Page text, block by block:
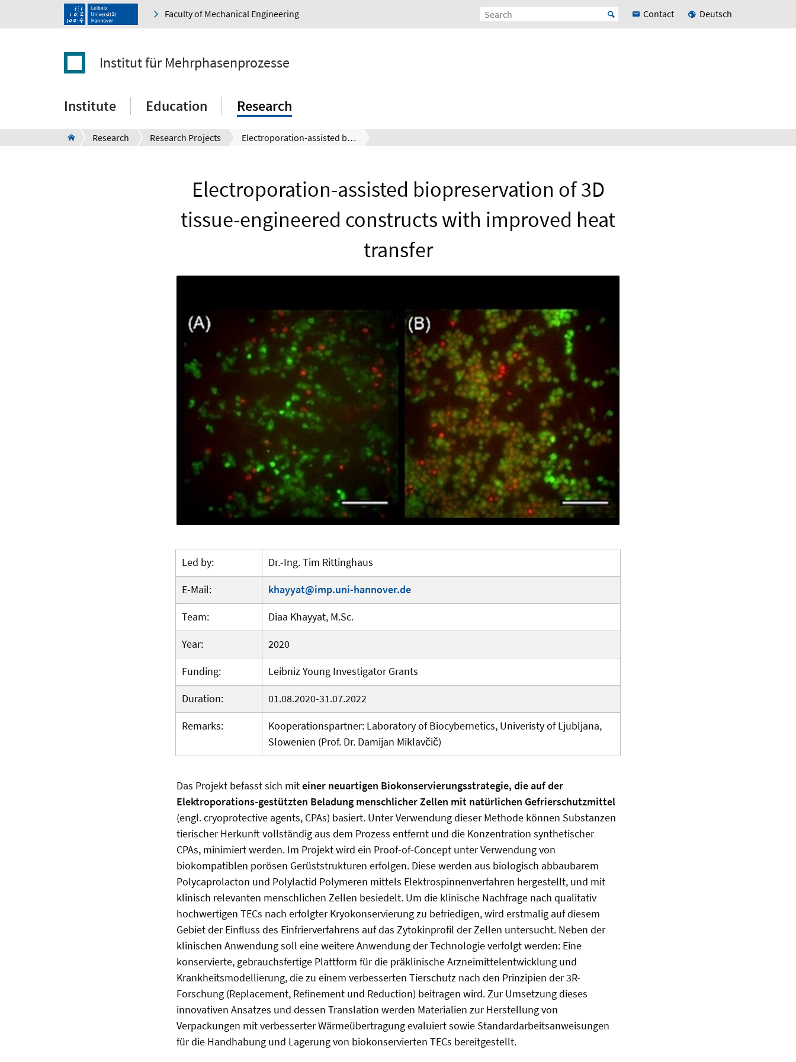
Faculty of Mechanical Engineering Contact Deutsch
Institut für Mehrphasenprozesse
Institute Education Research
Research Research Projects Electroporation-assisted biopreservation of 3D tissue-engineered constructs with improved heat transfer
Electroporation-assisted biopreservation of 3D
tissue-engineered constructs with improved heat
transfer
Led by:
Dr.-Ing. Tim Rittinghaus
E-Mail:
khayyat@imp.uni-hannover.de
Team:
Diaa Khayyat, M.Sc.
Year:
2020
Funding:
Leibniz Young Investigator Grants
Duration:
01.08.2020-31.07.2022
Remarks:
Kooperationspartner: Laboratory of Biocybernetics, Univeristy of Ljubljana,
Slowenien (Prof. Dr. Damijan Miklavčič)
Das Projekt befasst sich miteiner neuartigen Biokonservierungsstrategie, die auf der
Elektroporations-gestützten Beladung menschlicher Zellen mit natürlichen Gefrierschutzmittel
(engl. cryoprotective agents, CPAs) basiert. Unter Verwendung dieser Methode können Substanzen
tierischer Herkunft vollständig aus dem Prozess entfernt und die Konzentration synthetischer
CPAs, minimiert werden. Im Projekt wird ein Proof-of-Concept unter Verwendung von
biokompatiblen porösen Gerüststrukturen erfolgen. Diese werden aus biologisch abbaubarem
Polycaprolacton und Polylactid Polymeren mittels Elektrospinnenverfahren hergestellt, und mit
klinisch relevanten menschlichen Zellen besiedelt. Um die klinische Nachfrage nach qualitativ
hochwertigen TECs nach erfolgter Kryokonservierung zu befriedigen, wird erstmalig auf diesem
Gebiet der Einfluss des Einfrierverfahrens auf das Zytokinprofil der Zellen untersucht. Neben der
klinischen Anwendung soll eine weitere Anwendung der Technologie verfolgt werden: Eine
konservierte, gebrauchsfertige Plattform für die präklinische Arzneimittelentwicklung und
Krankheitsmodellierung, die zu einem verbesserten Tierschutz nach den Prinzipien der 3R-
Forschung (Replacement, Refinement und Reduction) beitragen wird. Zur Umsetzung dieses
innovativen Ansatzes und dessen Translation werden Materialien zur Herstellung von
Verpackungen mit verbesserter Wärmeübertragung evaluiert sowie Standardarbeitsanweisungen
für die Handhabung und Lagerung von biokonservierten TECs bereitgestellt.